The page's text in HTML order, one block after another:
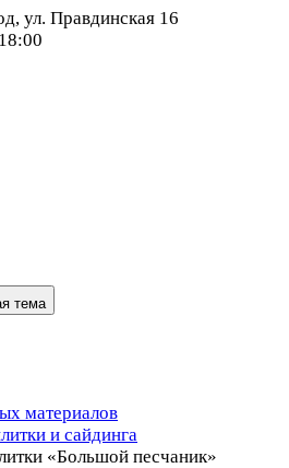
ул. Правдинская 16
тема
материалов
и сайдинга
«Большой песчаник»